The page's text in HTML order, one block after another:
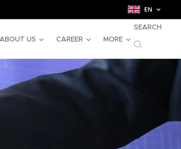
EN
ABOUT US CAREER MORE
SEARCH